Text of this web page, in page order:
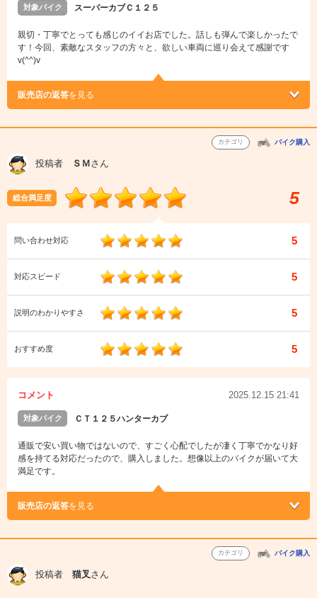
対象バイク スーパーカブＣ１２５
親切・丁寧でとっても感じのイイお店でした。話しも弾んで楽しかったで
す！今回、素敵なスタッフの方々と、欲しい車両に巡り会えて感謝です
v(^^)v
販売店の返答を見る
カテゴリ バイク購入
投稿者 ＳＭさん
総合満足度 5
問い合わせ対応 5
対応スピード 5
説明のわかりやすさ 5
おすすめ度 5
コメント 2025.12.15 21:41
対象バイク ＣＴ１２５ハンターカブ
通販で安い買い物ではないので、すごく心配でしたが凄く丁寧でかなり好
感を持てる対応だったので、購入しました。想像以上のバイクが届いて大
満足です。
販売店の返答を見る
カテゴリ バイク購入
投稿者 猫叉さん